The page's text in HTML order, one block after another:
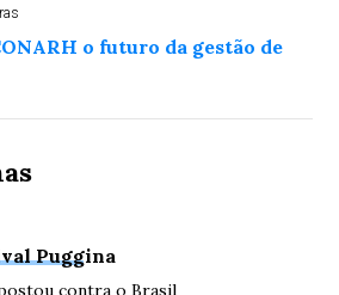
o futuro da gestão de
Puggina
contra o Brasil